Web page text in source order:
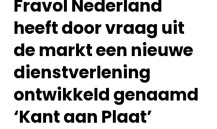
Vacature aanmelden
Vacatures
Fravol Nederland
heeft door vraag uit
de markt een nieuwe
dienstverlening
ontwikkeld genaamd
‘Kant aan Plaat’